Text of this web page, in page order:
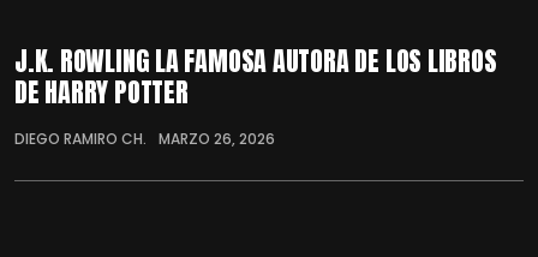
J.K. ROWLING LA FAMOSA AUTORA DE LOS LIBROS
DE HARRY POTTER
DIEGO RAMIRO CH. MARZO 26, 2026